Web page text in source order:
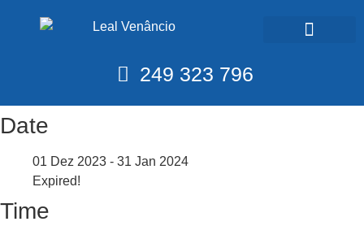
249 323 796
Date
01 Dez 2023 - 31 Jan 2024
Expired!
Time